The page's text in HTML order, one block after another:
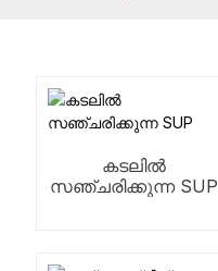
കടലിൽ
സഞ്ചരിക്കുന്ന SUP